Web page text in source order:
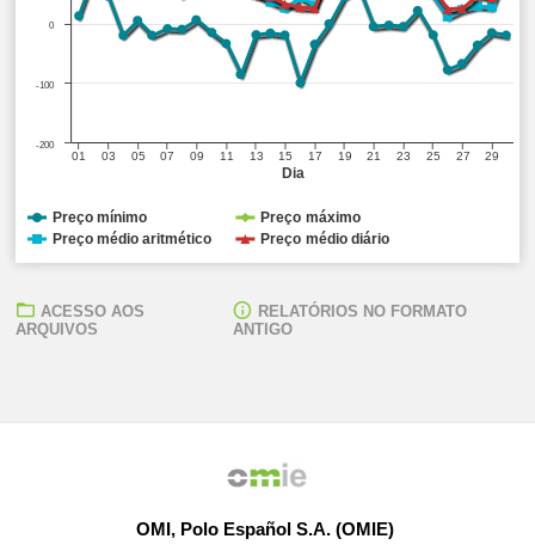
Dia
01 03 05 07 09 11 13 15 17 19 21 23 25 27 29
-200
-100
0
Preço mínimo
Preço máximo
Preço médio aritmético
Preço médio diário
ACESSO AOS
ARQUIVOS
RELATÓRIOS NO FORMATO
ANTIGO
OMI, Polo Español S.A. (OMIE)